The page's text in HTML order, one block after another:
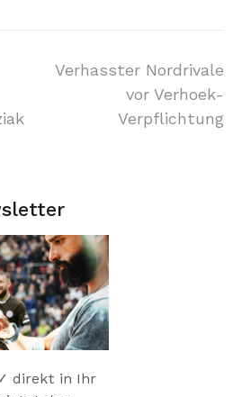
Verhasster Nordrivale
vor Verhoek-
Verpflichtung
direkt in Ihr